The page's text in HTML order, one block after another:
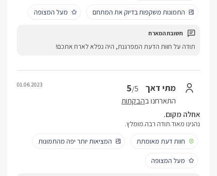
התמונות משקפות בדיוק את המתחם מעל המצופה
תודה על חוות הדעת המפרגנת, היה נפלא לארח אתכם!
מתי דאך 5/5
התארחנו בהבקתות
01.06.2023
אחלה מקום.
נהנינו מאוד.תודה רבה.מומלץ.
חוות דעת מאומתת
המציאות יותר יפה מהתמונות
מעל המצופה